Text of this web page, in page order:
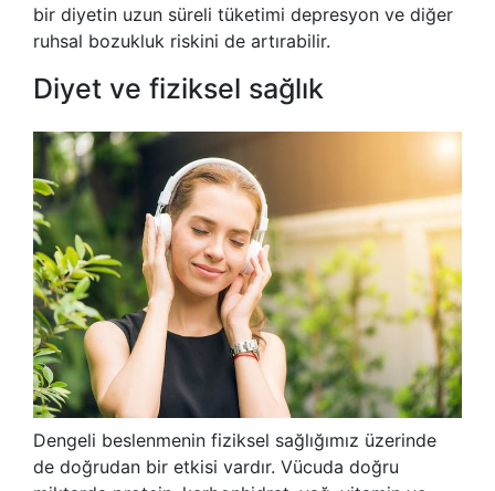
bir diyetin uzun süreli tüketimi depresyon ve diğer
ruhsal bozukluk riskini de artırabilir.
Diyet ve fiziksel sağlık
Dengeli beslenmenin fiziksel sağlığımız üzerinde
de doğrudan bir etkisi vardır. Vücuda doğru